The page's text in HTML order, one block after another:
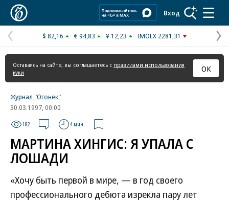
Вход
Предыдущая
страница
$ 82,16 € 94,83 ¥ 12,23 IMOEX 2281,31
Оставаясь на сайте, вы соглашаетесь с правилами использования
куки
ОК
Журнал "Огонёк"
30.03.1997, 00:00
182 4 мин.
МАРТИНА ХИНГИС: Я УПАЛА С
ЛОШАДИ
«Хочу быть первой в мире, — в год своего
профессионального дебюта изрекла пару лет